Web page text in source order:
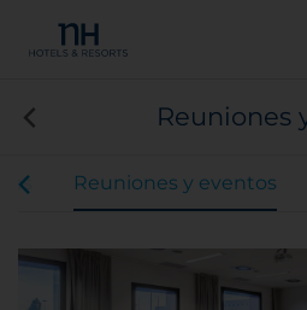
Reuniones
Reuniones y eventos